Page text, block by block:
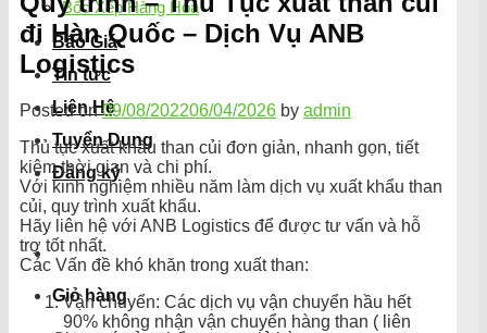
Bốc Xếp Hàng Hóa
Báo Giá
Tin tức
Liên Hệ
Tuyển Dụng
Đăng ký
Giỏ hàng
đi Hàn Quốc – Dịch Vụ ANB
Logistics
Posted on09/08/202206/04/2026 by admin
Thủ tục xuất khẩu than củi đơn giản, nhanh gọn, tiết
kiệm thời gian và chi phí.
Với kinh nghiệm nhiều năm làm dịch vụ xuất khẩu than
củi, quy trình xuất khẩu.
Hãy liên hệ với ANB Logistics để được tư vấn và hỗ
trợ tốt nhất.
Các Vấn đề khó khăn trong xuất than:
Vận chuyển: Các dịch vụ vận chuyển hầu hết
90% không nhận vận chuyển hàng than ( liên